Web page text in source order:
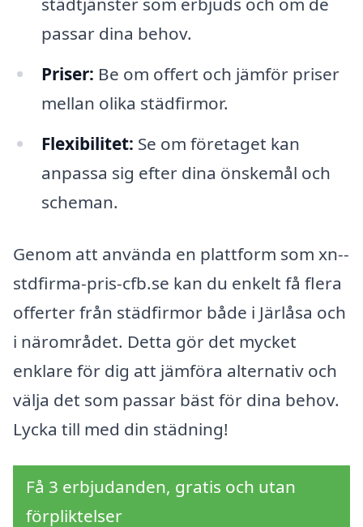
passar dina behov.
Priser: Be om offert och jämför priser
mellan olika städfirmor.
Flexibilitet: Se om företaget kan
anpassa sig efter dina önskemål och
scheman.
Genom att använda en plattform som xn--
stdfirma-pris-cfb.se kan du enkelt få flera
offerter från städfirmor både i Järlåsa och
i närområdet. Detta gör det mycket
enklare för dig att jämföra alternativ och
välja det som passar bäst för dina behov.
Lycka till med din städning!
Få 3 erbjudanden, gratis och utan
förpliktelser